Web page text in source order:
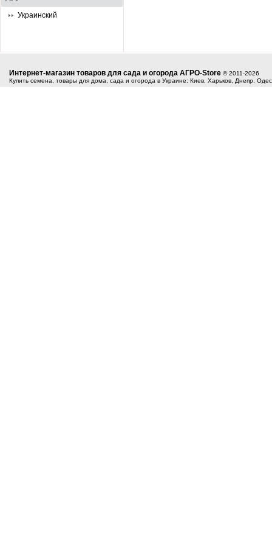
Украинский
Интернет-магазин товаров для сада и огорода АГРО-Store © 2011-2026
Купить семена, товары для дома, сада и огорода в Украине: Киев, Харьков, Днепр,